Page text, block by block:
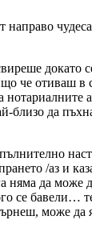
че
близо да
/аз и
няма да
бавели…
може